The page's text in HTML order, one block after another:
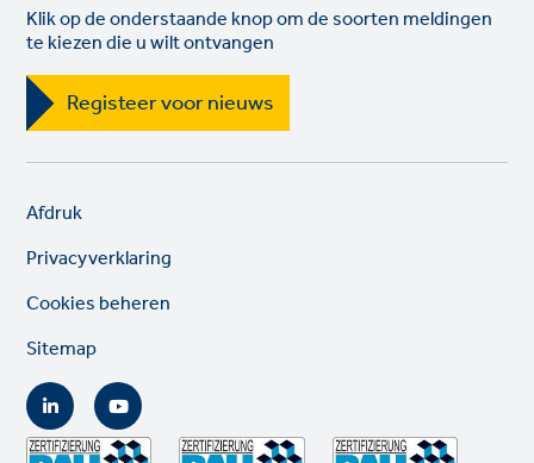
Klik op de onderstaande knop om de soorten meldingen
te kiezen die u wilt ontvangen
Registeer voor nieuws
Legal
links
Afdruk
Privacyverklaring
Cookies beheren
Sitemap